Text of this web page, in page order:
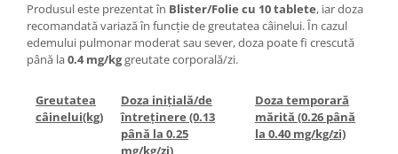
Produsul este prezentat în Blister/Folie cu 10 tablete, iar doza
recomandată variază în funcție de greutatea câinelui. În cazul
edemului pulmonar moderat sau sever, doza poate fi crescută
până la0.4 mg/kggreutate corporală/zi.
Greutatea
câinelui(kg)
Doza inițială/de
întreținere (0.13
până la 0.25
mg/kg/zi)
Doza temporară
mărită (0.26 până
la 0.40 mg/kg/zi)